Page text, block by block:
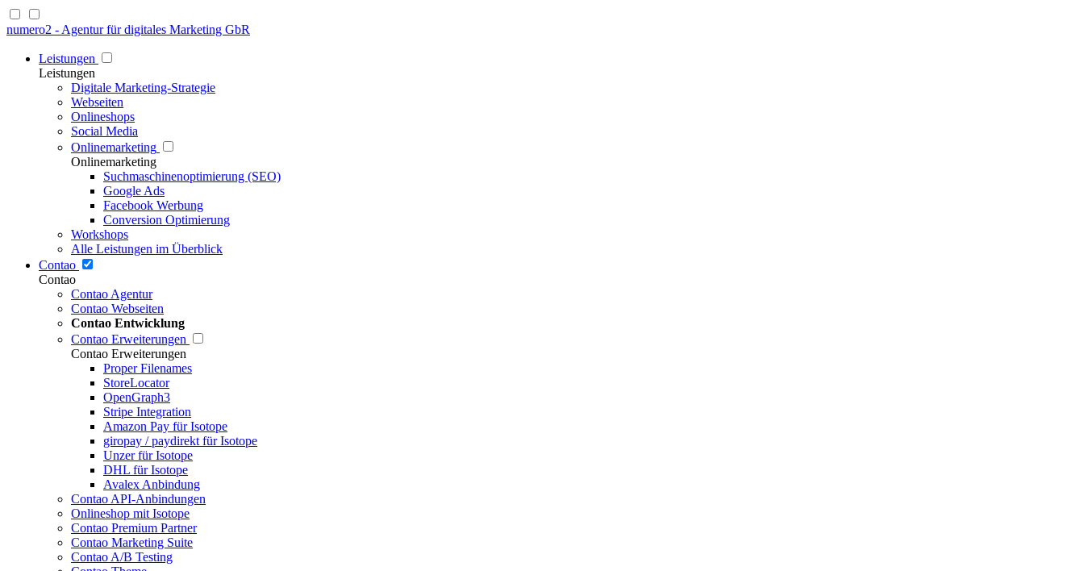
numero2 - Agentur für digitales Marketing GbR
Leistungen
Leistungen
Digitale Marketing-Strategie
Webseiten
Onlineshops
Social Media
Onlinemarketing
Onlinemarketing
Suchmaschinenoptimierung (SEO)
Google Ads
Facebook Werbung
Conversion Optimierung
Workshops
Alle Leistungen im Überblick
Contao
Contao
Contao Agentur
Contao Webseiten
Contao Entwicklung
Contao Erweiterungen
Contao Erweiterungen
Proper Filenames
StoreLocator
OpenGraph3
Stripe Integration
Amazon Pay für Isotope
giropay / paydirekt für Isotope
Unzer für Isotope
DHL für Isotope
Avalex Anbindung
Contao API-Anbindungen
Onlineshop mit Isotope
Contao Premium Partner
Contao Marketing Suite
Contao A/B Testing